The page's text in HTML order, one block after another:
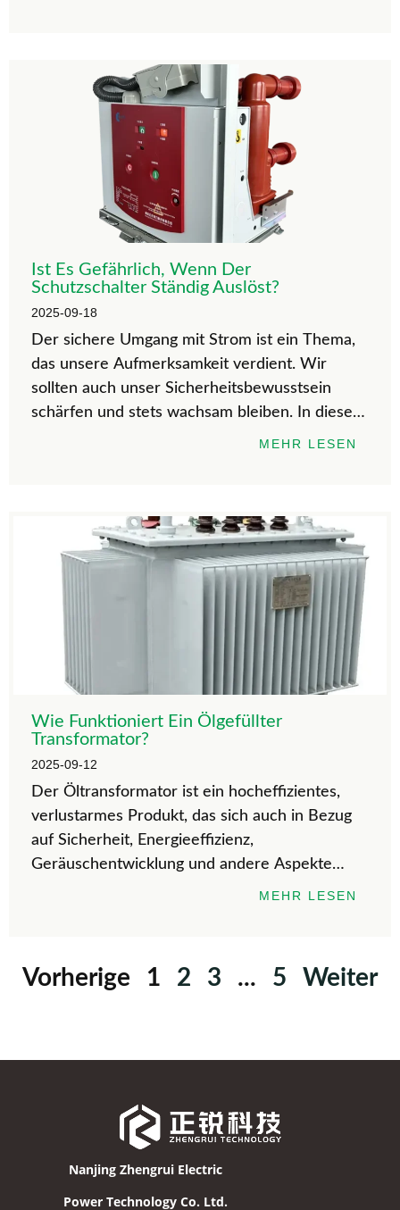
Ist Es Gefährlich, Wenn Der
Schutzschalter Ständig Auslöst?
2025-09-18
Der sichere Umgang mit Strom ist ein Thema,
das unsere Aufmerksamkeit verdient. Wir
sollten auch unser Sicherheitsbewusstsein
schärfen und stets wachsam bleiben. In diesem
Artikel werden wir darüber diskutieren: Ist es
MEHR LESEN
Wie Funktioniert Ein Ölgefüllter
Transformator?
2025-09-12
Der Öltransformator ist ein hocheffizientes,
verlustarmes Produkt, das sich auch in Bezug
auf Sicherheit, Energieeffizienz,
Geräuschentwicklung und andere Aspekte
auszeichnet. Aufgrund seiner Vorteile in Bezug
MEHR LESEN
Vorherige 1 2 3 ... 5 Weiter
Nanjing Zhengrui Electric
Power Technology Co. Ltd.